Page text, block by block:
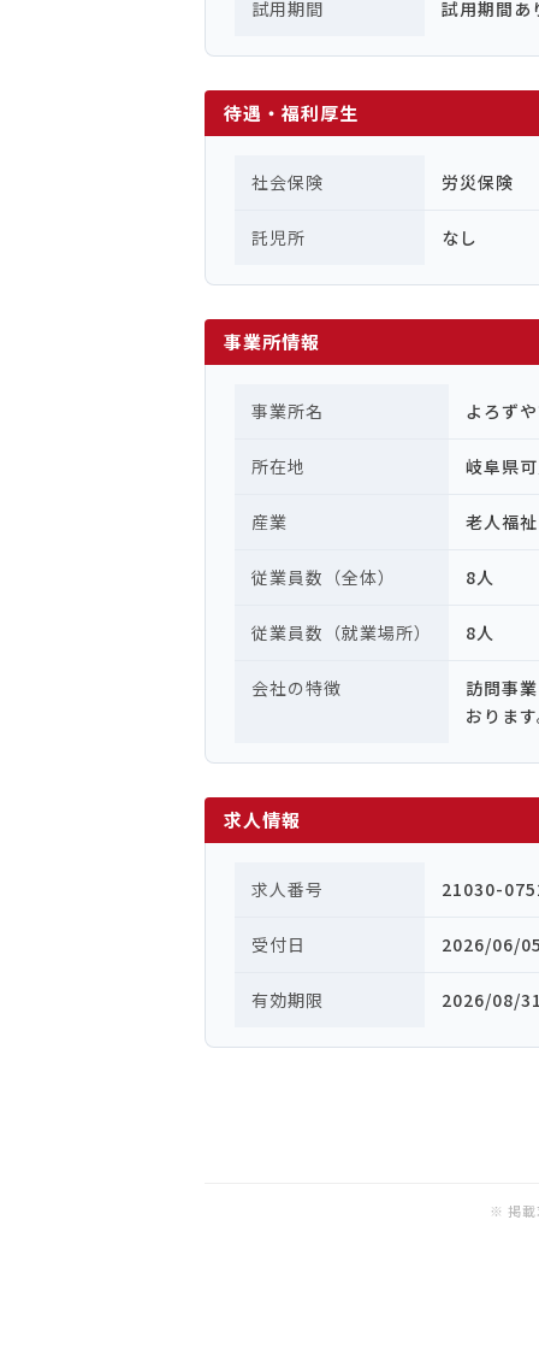
試用期間 試用期間あ
待遇・福利厚生
社会保険 労災保険
託児所 なし
事業所情報
事業所名 よろず
所在地 岐阜県
産業 老人福
従業員数（全体） 8人
従業員数（就業場所） 8人
会社の特徴
訪問事
おりま
求人情報
求人番号 21030-
受付日 2026/06/
有効期限 2026/08/
※ 掲載